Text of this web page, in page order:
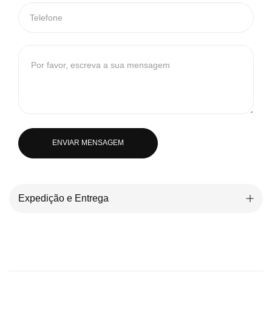
ENVIAR MENSAGEM
Expedição e Entrega